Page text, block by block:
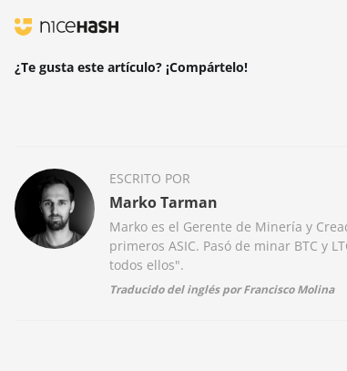
¿Te gusta este artículo? ¡Compártelo!
ESCRITO POR
Marko Tarman
Marko es el Gerente de Minería y
primeros ASIC. Pasó de minar BTC y
todos ellos".
Traducido del inglés por Francisco Molina